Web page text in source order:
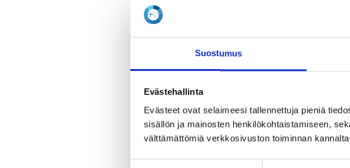
Suostumus
Evästehallinta
Evästeet ovat selaimeesi tallennettuja pieniä
sisällön ja mainosten henkilökohtaistamiseen,
välttämättömiä verkkosivuston toiminnan
Lentopallo
REGISTRATION PERIOD
Th 6.6.2024 at 12:00 - Fr 28.6.2024 at 23:59
Leirimaksu 45,00 €
Lännen poikien kesätreenipäivä la 29.6.2024 Kuortane
Leirin tarkoituksena on kehittää yksilön lajitaitoja ja